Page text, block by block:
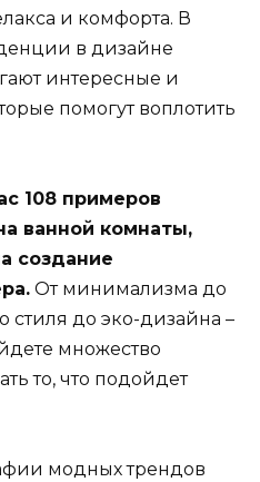
и комфорта. В
в дизайне
интересные и
помогут воплотить
108 примеров
ванной комнаты,
создание
От минимализма до
стиля до эко-дизайна –
множество
то, что подойдет
модных трендов